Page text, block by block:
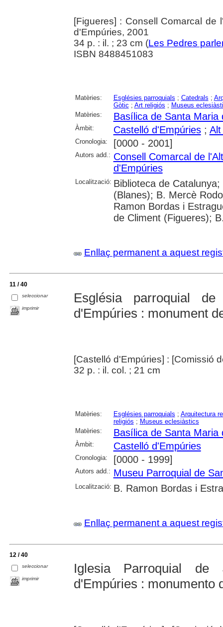
[Figueres] : Consell Comarcal de
d'Empúries, 2001
34 p. : il. ; 23 cm (Les Pedres
ISBN 8488451083
Matèries: Esglésies parroquials ; Catedrals ;
Gòtic ; Art religiós ; Museus
Matèries:
Basílica de Santa Maria
Àmbit: Castelló d'Empúries;
Cronologia: [0000 - 2001]
Autors add.: Consell Comarcal de
d'Empúries
Localització: Biblioteca de
(Blanes); B. Mercè
Ramon Bordas i
de Climent (Figueres);
Enllaç permanent a aquest
11 / 40
seleccionar
imprimir
Església parroquial
d'Empúries : monument
[Castelló d'Empúries] : [Comissió
32 p. : il. col. ; 21 cm
Matèries: Esglésies parroquials ; Arquitectura
religiós ; Museus eclesiàstics
Matèries:
Basílica de Santa Maria
Àmbit: Castelló d'Empúries
Cronologia: [0000 - 1999]
Autors add.: Museu Parroquial de
Localització: B. Ramon Bordas i
Enllaç permanent a aquest
12 / 40
seleccionar
imprimir
Iglesia Parroquial de
d'Empúries : monumento